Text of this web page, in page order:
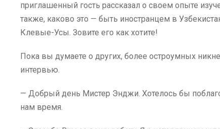
приглашенный гость рассказал о своем опыте
также, каково это — быть иностранцем в
Клевые-Усы. Зовите его как хотите!
Пока вы думаете о других, более остроумных
интервью.
— Добрый день Мистер Энджи. Хотелось бы
нам время.